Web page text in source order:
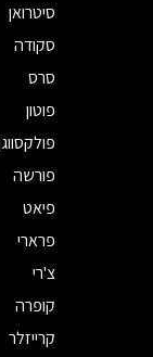
סיטרואן
סקודה
סרס
פוטון
פורשה
פיאט
פרארי
צ'רי
קופרה
קרייזלר